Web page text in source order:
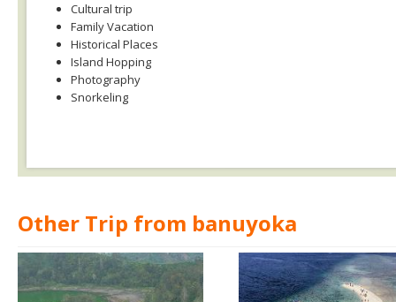
Cultural trip
Family Vacation
Historical Places
Island Hopping
Photography
Snorkeling
Other Trip from banuyoka